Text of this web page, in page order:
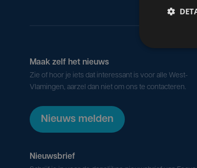
Maak zelf het nieuws
Zie of hoor je iets dat interessant is voor alle West-
Vlamingen, aarzel dan niet om ons te contacteren.
Nieuws melden
Nieuwsbrief